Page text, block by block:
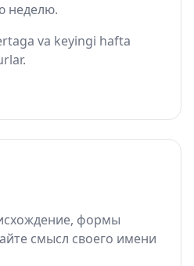
неделю.
va keyingi hafta
формы
смысл своего имени